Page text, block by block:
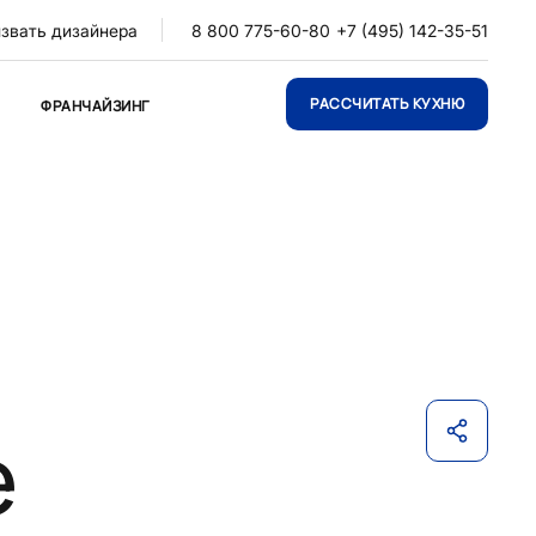
дизайнера 8 800 775-60-80 +7 (495) 142-35-51
ФРАНЧАЙЗИНГ РАССЧИТАТЬ КУХНЮ